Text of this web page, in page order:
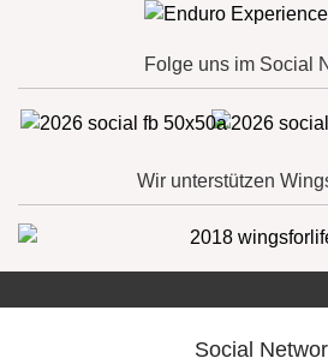
Folge uns im Social
Wir unterstützen
Social